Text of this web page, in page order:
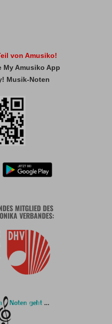
von Amusiko!
My Amusiko App
Musik-Noten
MITGLIED DES
VERBANDES: